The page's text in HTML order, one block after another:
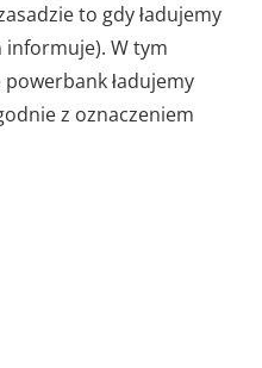
to gdy ładujemy
W tym
ładujemy
z oznaczeniem